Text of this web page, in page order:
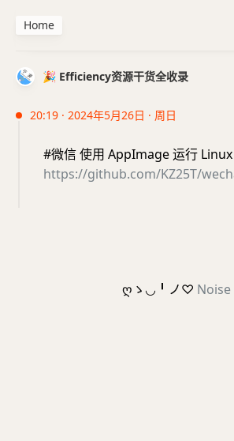
🎉 Efficiency资源干货全收录
20:19 · 2024年5月26日 · 周日
#微信 使用 AppImage 运行
https://github.com/KZ25T/
Home
ღゝ◡╹ノ♡ Noise